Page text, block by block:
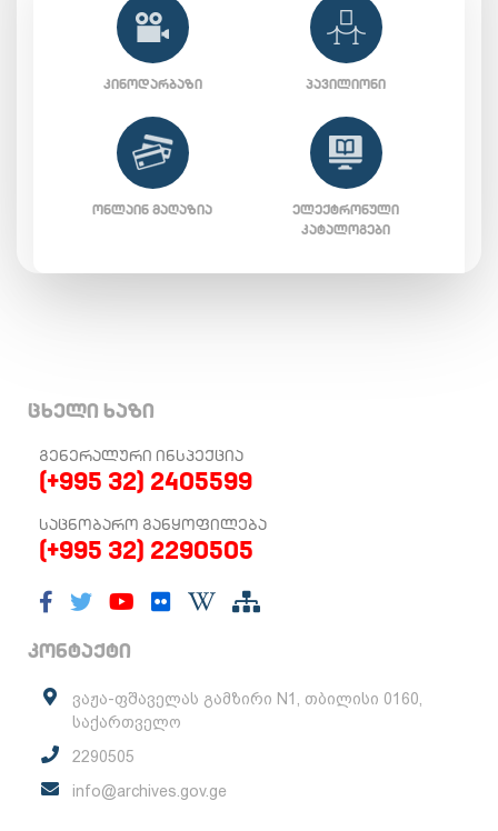
ᲙᲘᲜᲝᲓᲐᲠᲑᲐᲖᲘ ᲞᲐᲕᲘᲚᲘᲝᲜᲘ
ᲝᲜᲚᲐᲘᲜ ᲛᲐᲦᲐᲖᲘᲐ
ᲔᲚᲔᲥᲢᲠᲝᲜᲣᲚᲘ
ᲙᲐᲢᲐᲚᲝᲒᲔᲑᲘ
ცხელი ხაზი
ᲒᲔᲜᲔᲠᲐᲚᲣᲠᲘ ᲘᲜᲡᲞᲔᲥᲪᲘᲐ
(+995 32) 2405599
ᲡᲐᲪᲜᲝᲑᲐᲠᲝ ᲒᲐᲜᲧᲝᲤᲘᲚᲔᲑᲐ
(+995 32) 2290505
კონტაქტი
ვაჟა-ფშაველას გამზირი N1, თბილისი 0160,
საქართველო
2290505
info@archives.gov.ge